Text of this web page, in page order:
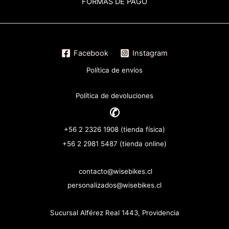
Facebook Instagram
Política de envíos
Política de devoluciones
✆
+56 2 2326 1908 (tienda física)
+56 2 2981 5487 (tienda online)
contacto@wisebikes.cl
personalizados@wisebikes.cl
Sucursal Alférez Real 1443, Providencia